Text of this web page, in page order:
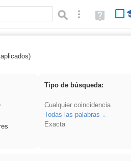
Búsqueda avanzada
Ayuda
(en
Tipo de búsqueda:
Cualquier coincidencia
Todas las palabras
Exacta